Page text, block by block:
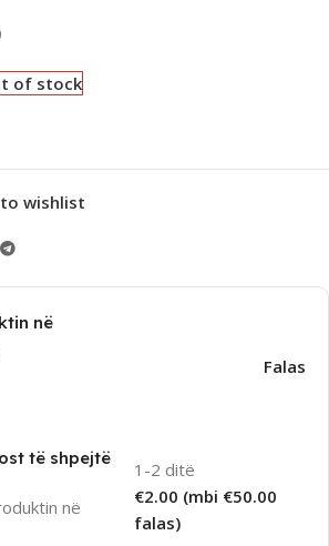
of stock
wishlist
në
Falas
të shpejtë
në
1-2 ditë
€2.00 (mbi €50.00
falas)